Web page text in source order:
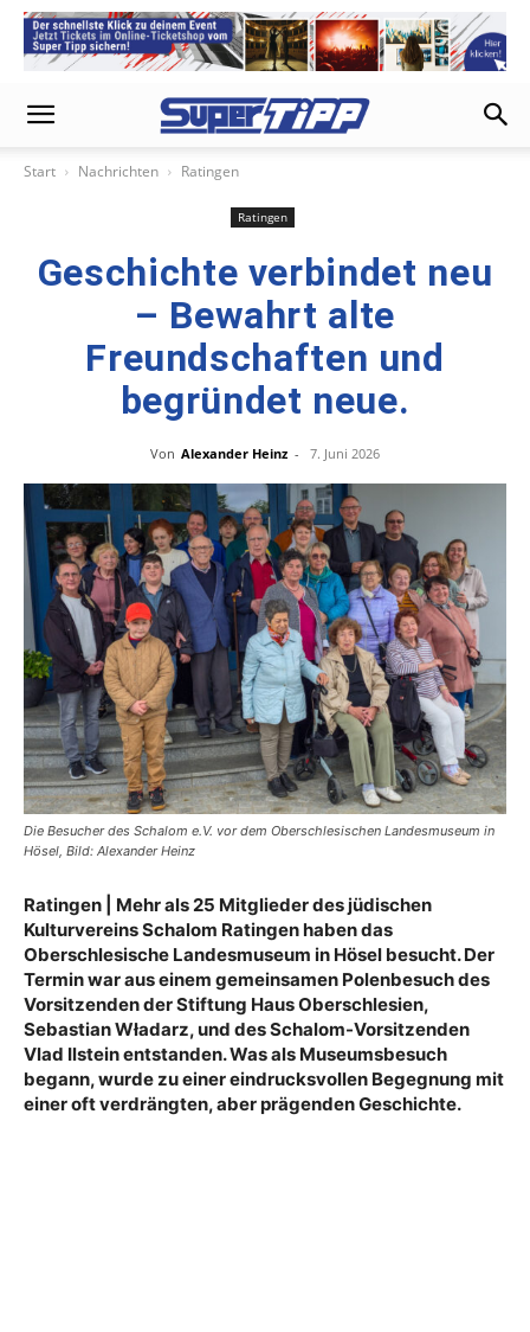
Start Nachrichten Ratingen
Ratingen
Geschichte verbindet neu
– Bewahrt alte
Freundschaften und
begründet neue.
Von Alexander Heinz - 7. Juni 2026
Die Besucher des Schalom e.V. vor dem Oberschlesischen Landesmuseum in
Hösel, Bild: Alexander Heinz
Ratingen | Mehr als 25 Mitglieder des jüdischen
Kulturvereins Schalom Ratingen haben das
Oberschlesische Landesmuseum in Hösel besucht. Der
Termin war aus einem gemeinsamen Polenbesuch des
Vorsitzenden der Stiftung Haus Oberschlesien,
Sebastian Władarz, und des Schalom-Vorsitzenden
Vlad Ilstein entstanden. Was als Museumsbesuch
begann, wurde zu einer eindrucksvollen Begegnung mit
einer oft verdrängten, aber prägenden Geschichte.